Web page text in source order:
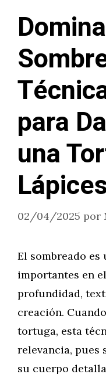
para
una
02/04/2025 por
El sombreado es
importantes en
profundidad,
creación.
tortuga, esta
relevancia, pues
su cuerpo